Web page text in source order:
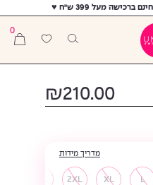
מעל 399 ש"ח ♥
0
₪210.00
מדריך מידות
L
XL
2XL